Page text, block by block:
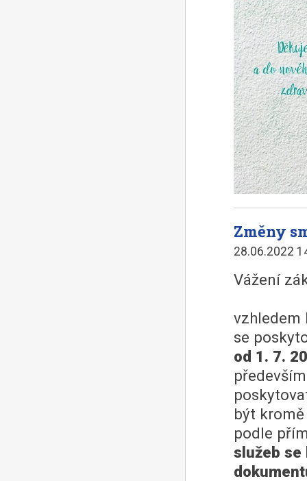
Změny
28.06.2022
Vážení
vzhledem
se
od 1. 7.
být
podle
služeb se